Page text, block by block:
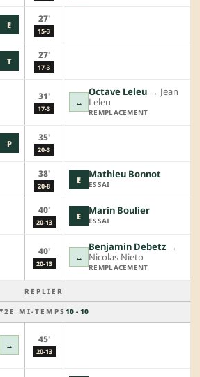
E
27'
15-3
T
27'
17-3
31'
17-3
↔
Octave Leleu →︎ Jean
Leleu
REMPLACEMENT
P
35'
20-3
38'
20-8
E Mathieu Bonnot
ESSAI
40'
20-13
E Marin Boulier
ESSAI
40'
20-13
↔
Benjamin Debetz →︎
Nicolas Nieto
REMPLACEMENT
REPLIER
2E MI-TEMPS 10 - 10
↔
45'
20-13